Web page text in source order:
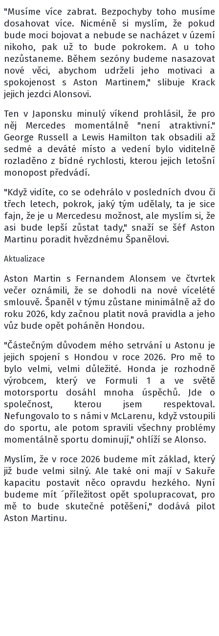
"Musíme více zabrat. Bezpochyby toho musíme
dosahovat více. Nicméně si myslím, že pokud
bude moci bojovat a nebude se nacházet v území
nikoho, pak už to bude pokrokem. A u toho
nezůstaneme. Během sezóny budeme nasazovat
nové věci, abychom udrželi jeho motivaci a
spokojenost s Aston Martinem," slibuje Krack
jejich jezdci Alonsovi.
Ten v Japonsku minulý víkend prohlásil, že pro
něj Mercedes momentálně "není atraktivní."
George Russell a Lewis Hamilton tak obsadili až
sedmé a deváté místo a vedení bylo viditelně
rozladěno z bídné rychlosti, kterou jejich letošní
monopost předvádí.
"Když vidíte, co se odehrálo v posledních dvou či
třech letech, pokrok, jaký tým udělaly, ta je sice
fajn, že je u Mercedesu možnost, ale myslím si, že
asi bude lepší zůstat tady," snaží se šéf Aston
Martinu poradit hvězdnému Španělovi.
Aktualizace
Aston Martin s Fernandem Alonsem ve čtvrtek
večer oznámili, že se dohodli na nové vícelété
smlouvě. Španěl v týmu zůstane minimálně až do
roku 2026, kdy začnou platit nová pravidla a jeho
vůz bude opět poháněn Hondou.
"Částečným důvodem mého setrvání u Astonu je
jejich spojení s Hondou v roce 2026. Pro mě to
bylo velmi, velmi důležité. Honda je rozhodně
výrobcem, který ve Formuli 1 a ve světě
motorsportu dosáhl mnoha úspěchů. Jde o
společnost, kterou jsem respektoval.
Nefungovalo to s námi v McLarenu, když vstoupili
do sportu, ale potom spravili všechny problémy
momentálně sportu dominují," ohlíží se Alonso.
Myslím, že v roce 2026 budeme mít základ, který
již bude velmi silný. Ale také oni mají v Sakuře
kapacitu postavit něco opravdu hezkého. Nyní
budeme mít ´příležitost opět spolupracovat, pro
mě to bude skutečné potěšení," dodává pilot
Aston Martinu.